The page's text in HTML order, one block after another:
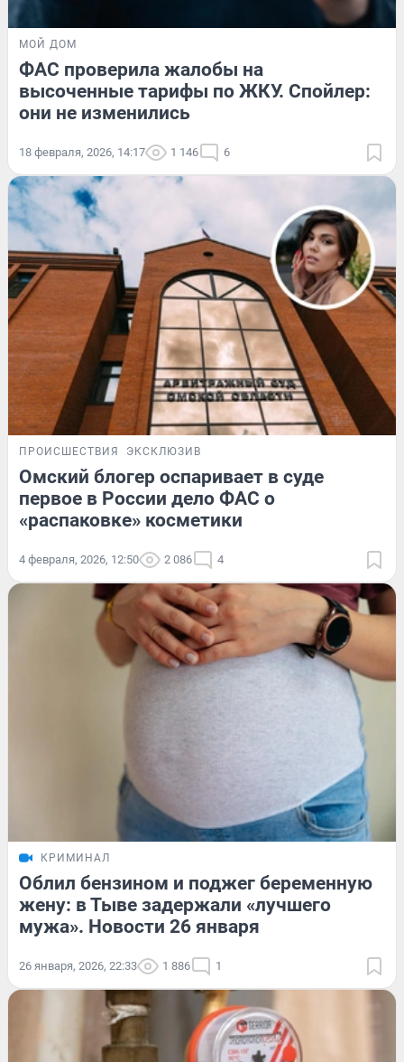
МОЙ ДОМ
ФАС проверила жалобы на
высоченные тарифы по ЖКУ. Спойлер:
они не изменились
18 февраля, 2026, 14:17 1 146 6
ПРОИСШЕСТВИЯ ЭКСКЛЮЗИВ
Омский блогер оспаривает в суде
первое в России дело ФАС о
«распаковке» косметики
4 февраля, 2026, 12:50 2 086 4
КРИМИНАЛ
Облил бензином и поджег беременную
жену: в Тыве задержали «лучшего
мужа». Новости 26 января
26 января, 2026, 22:33 1 886 1